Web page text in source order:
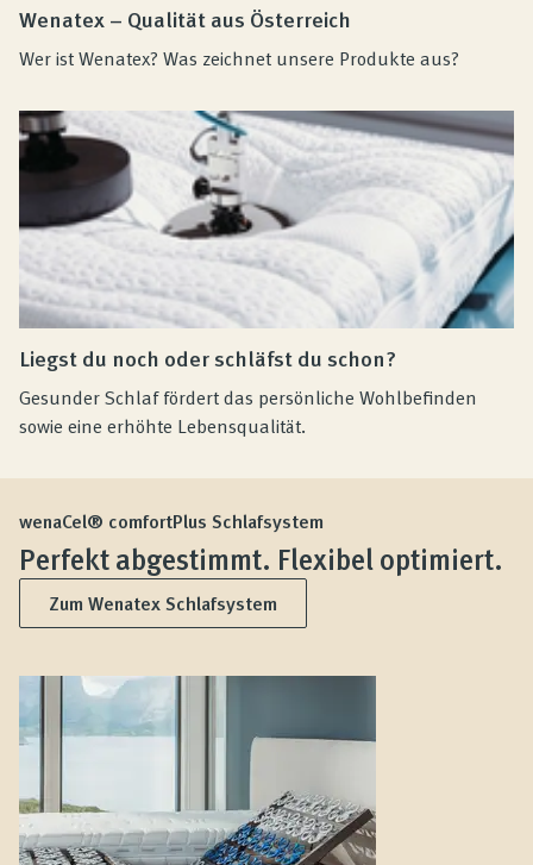
Wenatex – Qualität aus Österreich
Wer ist Wenatex? Was zeichnet unsere Produkte aus?
Liegst du noch oder schläfst du schon?
Gesunder Schlaf fördert das persönliche Wohlbefinden
sowie eine erhöhte Lebensqualität.
wenaCel® comfortPlus Schlafsystem
Perfekt abgestimmt. Flexibel optimiert.
Zum Wenatex Schlafsystem